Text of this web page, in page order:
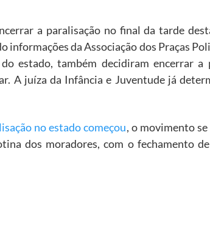
a paralisação no final da tarde
informações da Associação dos Praças
estado, também decidiram encerrar a
A juíza da Infância e Juventude já
no estado começou, o movimento
dos moradores, com o fechamento